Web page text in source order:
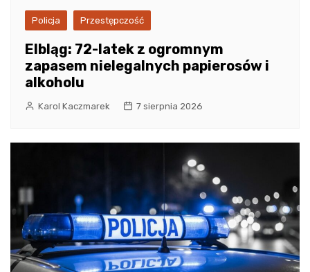
Policja Przestępczość
Elbląg: 72-latek z ogromnym
zapasem nielegalnych papierosów i
alkoholu
Karol Kaczmarek 7 sierpnia 2026